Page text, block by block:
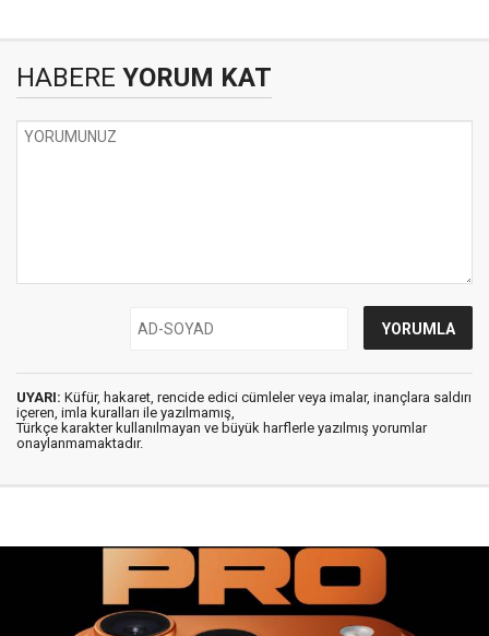
HABERE YORUM KAT
UYARI: Küfür, hakaret, rencide edici cümleler veya imalar, inançlara saldırı
içeren, imla kuralları ile yazılmamış,
Türkçe karakter kullanılmayan ve büyük harflerle yazılmış yorumlar
onaylanmamaktadır.